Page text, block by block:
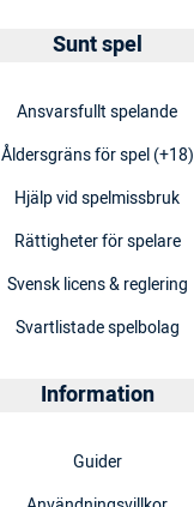
Sunt spel
Ansvarsfullt spelande
Åldersgräns för spel (+18)
Hjälp vid spelmissbruk
Rättigheter för spelare
Svensk licens & reglering
Svartlistade spelbolag
Information
Guider